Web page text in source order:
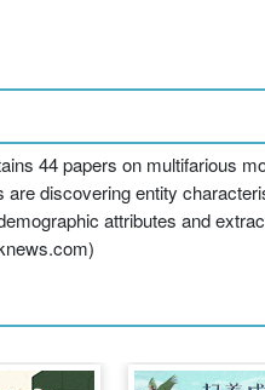
44 papers on multifarious
discovering entity
attributes and